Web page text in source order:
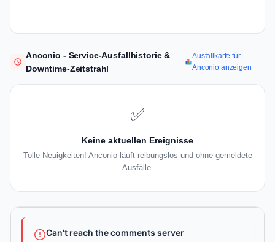
Anconio - Service-Ausfallhistorie &
Downtime-Zeitstrahl
Ausfallkarte für
Anconio anzeigen
✅
Keine aktuellen Ereignisse
Tolle Neuigkeiten! Anconio läuft reibungslos und ohne gemeldete
Ausfälle.
Can't reach the comments server